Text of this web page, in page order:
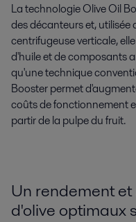
La technologie Olive Oil
des décanteurs et, utilisée
centrifugeuse verticale,
d'huile et de composants
qu'une technique
Booster permet
coûts de fonctionnement
partir de la pulpe du fruit.
Un rendement
d'olive optimaux